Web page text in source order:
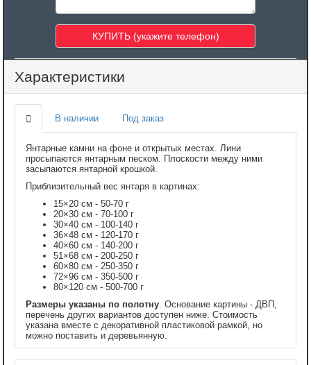
Характеристики
В наличии Под заказ
Янтарные камни на фоне и открытых местах. Лини
просыпаются янтарным песком. Плоскости между ними
засыпаются янтарной крошкой.
Приблизительный вес янтаря в картинах:
15×20 см - 50-70 г
20×30 см - 70-100 г
30×40 см - 100-140 г
36×48 см - 120-170 г
40×60 см - 140-200 г
51×68 см - 200-250 г
60×80 см - 250-350 г
72×96 см - 350-500 г
80×120 см - 500-700 г
Размеры указаны по полотну . Основание картины - ДВП,
перечень других вариантов доступен ниже. Стоимость
указана вместе с декоративной пластиковой рамкой, но
можно поставить и деревьянную.